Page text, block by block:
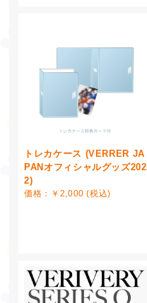
トレカケース (VERRER JA
PANオフィシャルグッズ202
2)
価格：￥2,000 (税込)